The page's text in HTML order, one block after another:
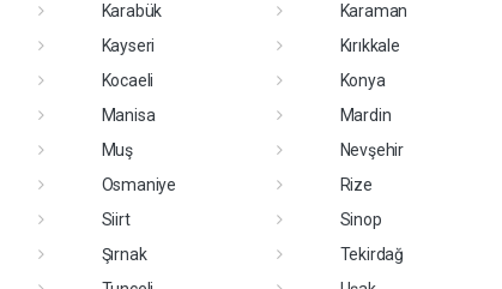
Karabük Karaman
Kayseri Kırıkkale
Kocaeli Konya
Manisa Mardin
Muş Nevşehir
Osmaniye Rize
Siirt Sinop
Şırnak Tekirdağ